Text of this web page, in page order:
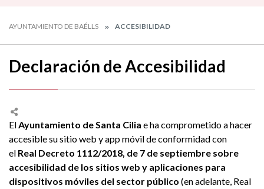
AYUNTAMIENTO DE BAÉLLS ACCESIBILIDAD
Declaración de Accesibilidad
ElAyuntamiento de Santa Cilia e ha comprometido a hacer
accesible su sitio web y app móvil de conformidad con
el Real Decreto 1112/2018, de 7 de septiembre sobre
accesibilidad de los sitios web y aplicaciones para
dispositivos móviles del sector público (en adelante, Real